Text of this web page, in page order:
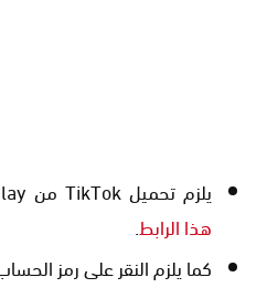
يلزم تحميل TikTok من Google play، وذلك عن طريق
هذا الرابط.
كما يلزم النقر على رمز